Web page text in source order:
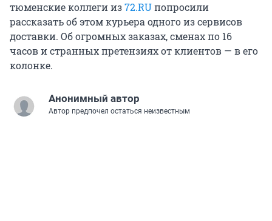
тюменские коллеги из72.RUпопросили
рассказать об этом курьера одного из сервисов
доставки. Об огромных заказах, сменах по 16
часов и странных претензиях от клиентов — в его
колонке.
Анонимный автор
Автор предпочел остаться неизвестным